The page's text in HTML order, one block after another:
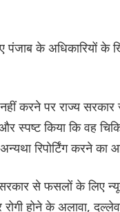
के अधिकारियों के
करने पर राज्य सरकार
किया कि वह
रिपोर्टिंग करने का
से फसलों के लिए
होने के अलावा,